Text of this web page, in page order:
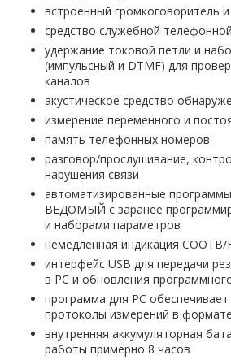
встроенный громкоговоритель
средство служебной
удержание токовой петли и
(импульсный и DTMF) для
каналов
акустическое средство
измерение переменного и
память телефонных номеров
разговор/прослушивание,
нарушения связи
автоматизированные
ВЕДОМЫЙ с заранее
и наборами параметров
немедленная индикация
интерфейс USB для передачи
в PC и обновления
программа для PC
протоколы измерений в
внутренняя аккумуляторная
работы примерно 8 часов